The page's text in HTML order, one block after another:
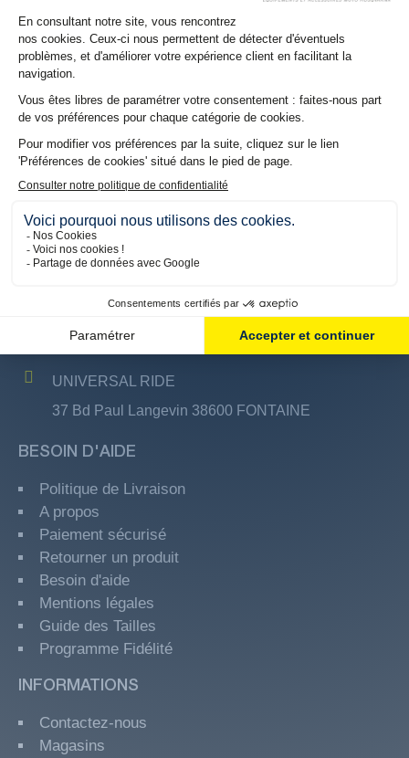
SUR VOTRE PREMIÈRE COMMANDE
En vous inscrivant à notre Newsletter
CONTACT
04 76 22 04 70
UNIVERSAL RIDE
37 Bd Paul Langevin 38600 FONTAINE
BESOIN D'AIDE
Politique de Livraison
A propos
Paiement sécurisé
Retourner un produit
Besoin d'aide
Mentions légales
Guide des Tailles
Programme Fidélité
INFORMATIONS
Contactez-nous
Magasins